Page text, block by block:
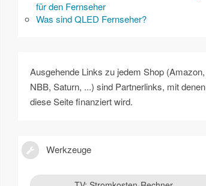
für den Fernseher
Was sind QLED Fernseher?
Ausgehende Links zu jedem Shop (Amazon,
NBB, Saturn, ...) sind Partnerlinks, mit denen
diese Seite finanziert wird.
Werkzeuge